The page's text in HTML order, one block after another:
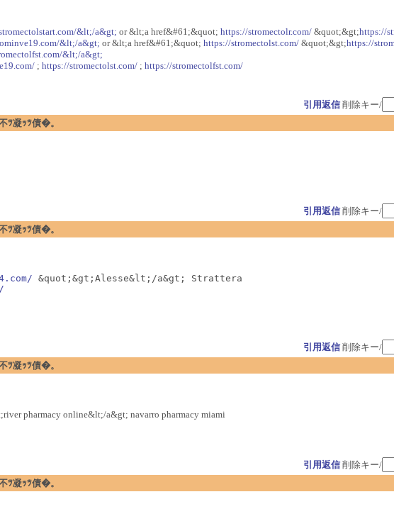
&lt;/a&gt; or &lt;a href&#61;&quot; https://stromectolr.com/&quot;&gt;https://
&lt;/a&gt; or &lt;a href&#61;&quot; https://stromectolst.com/&quot;&gt;https://
&lt;/a&gt;
; https://stromectolst.com/; https://stromectolfst.com/
引用返信 削除キー/
ﾂ凝ｯﾂ債�。
引用返信 削除キー/
ﾂ凝ｯﾂ債�。
&quot;&gt;Alesse&lt;/a&gt; Strattera
引用返信 削除キー/
ﾂ凝ｯﾂ債�。
pharmacy online&lt;/a&gt; navarro pharmacy miami
引用返信 削除キー/
ﾂ凝ｯﾂ債�。